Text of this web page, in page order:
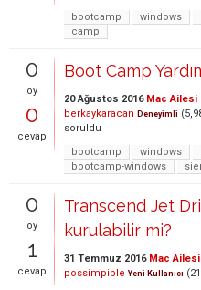
bootcamp
windows
camp
0
oy
0
cevap
Boot Camp
20 Ağustos 2016 Mac Ailesi
berkaykaracan Deneyimli (
soruldu
bootcamp
windows
bootcamp-windows
0
oy
1
cevap
Transcend Jet
kurulabilir mi?
31 Temmuz 2016 Mac Ailesi
possimpible Yeni Kullanıcı (